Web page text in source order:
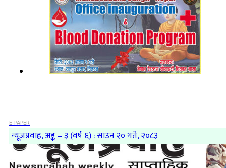
E-PAPER
न्यूजप्रवाह, अङ्क – ३ (वर्ष ६) : साउन २० गते, २०८३